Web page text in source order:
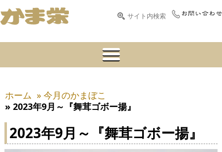
ホーム » 今月のかまぼこ
» 2023年9月～『舞茸ゴボー揚』
2023年9月～『舞茸ゴボー揚』